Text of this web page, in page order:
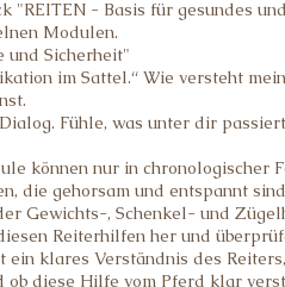
"REITEN - Basis für gesundes
Modulen.
Sicherheit"
im Sattel.“ Wie versteht
Fühle, was unter dir
können nur in chronologischer
die gehorsam und entspannt
Gewichts-, Schenkel- und
Reiterhilfen her und
ein klares Verständnis des
diese Hilfe vom Pferd klar